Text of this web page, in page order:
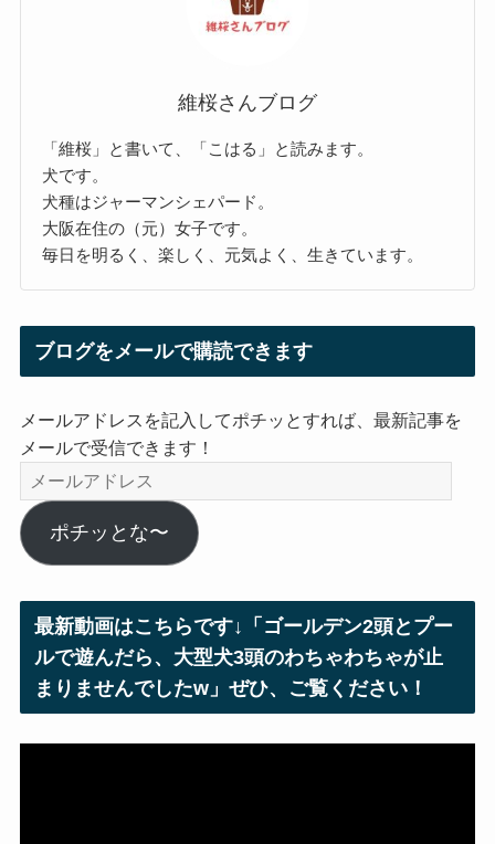
維桜さんブログ
「維桜」と書いて、「こはる」と読みます。
犬です。
犬種はジャーマンシェパード。
大阪在住の（元）女子です。
毎日を明るく、楽しく、元気よく、生きています。
ブログをメールで購読できます
メールアドレスを記入してポチッとすれば、最新記事を
メールで受信できます！
メ
ー
ル
ア
ス
ポチッとな〜
最新動画はこちらです↓「ゴールデン2頭とプー
ルで遊んだら、大型犬3頭のわちゃわちゃが止
まりませんでしたw」ぜひ、ご覧ください！